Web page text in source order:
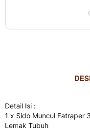
Detail Isi :
1 x Sido Muncul Fatraper
Lemak Tubuh